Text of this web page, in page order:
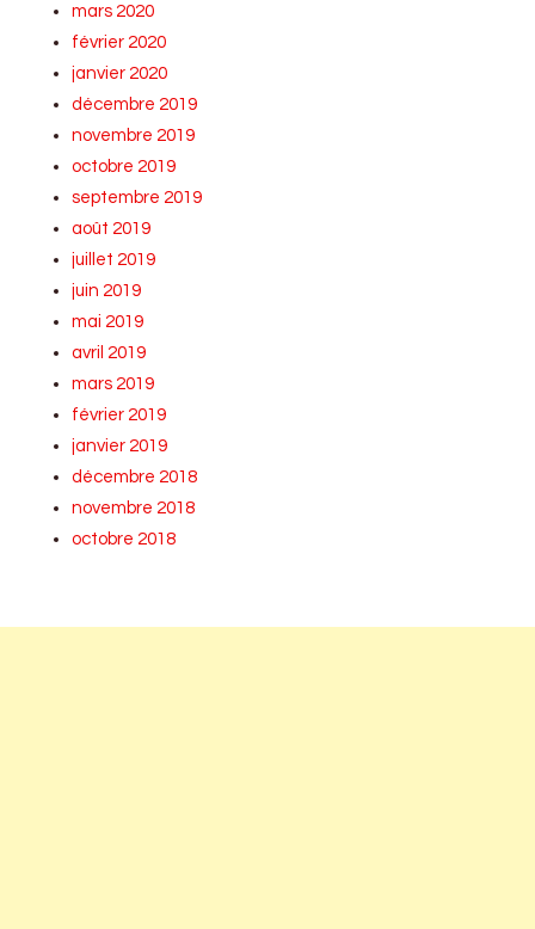
mars 2020
février 2020
janvier 2020
décembre 2019
novembre 2019
octobre 2019
septembre 2019
août 2019
juillet 2019
juin 2019
mai 2019
avril 2019
mars 2019
février 2019
janvier 2019
décembre 2018
novembre 2018
octobre 2018